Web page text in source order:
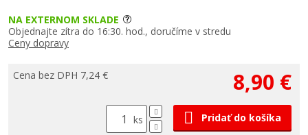
NA EXTERNOM SKLADE
Objednajte zítra do 16:30. hod., doručíme v stredu
Ceny dopravy
Cena bez DPH 7,24 € 8,90 €
ks Pridať do košíka